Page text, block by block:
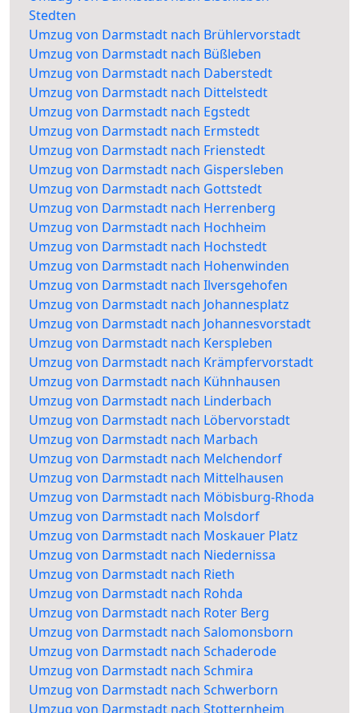
Stedten
Umzug von Darmstadt nach Brühlervorstadt
Umzug von Darmstadt nach Büßleben
Umzug von Darmstadt nach Daberstedt
Umzug von Darmstadt nach Dittelstedt
Umzug von Darmstadt nach Egstedt
Umzug von Darmstadt nach Ermstedt
Umzug von Darmstadt nach Frienstedt
Umzug von Darmstadt nach Gispersleben
Umzug von Darmstadt nach Gottstedt
Umzug von Darmstadt nach Herrenberg
Umzug von Darmstadt nach Hochheim
Umzug von Darmstadt nach Hochstedt
Umzug von Darmstadt nach Hohenwinden
Umzug von Darmstadt nach Ilversgehofen
Umzug von Darmstadt nach Johannesplatz
Umzug von Darmstadt nach Johannesvorstadt
Umzug von Darmstadt nach Kerspleben
Umzug von Darmstadt nach Krämpfervorstadt
Umzug von Darmstadt nach Kühnhausen
Umzug von Darmstadt nach Linderbach
Umzug von Darmstadt nach Löbervorstadt
Umzug von Darmstadt nach Marbach
Umzug von Darmstadt nach Melchendorf
Umzug von Darmstadt nach Mittelhausen
Umzug von Darmstadt nach Möbisburg-Rhoda
Umzug von Darmstadt nach Molsdorf
Umzug von Darmstadt nach Moskauer Platz
Umzug von Darmstadt nach Niedernissa
Umzug von Darmstadt nach Rieth
Umzug von Darmstadt nach Rohda
Umzug von Darmstadt nach Roter Berg
Umzug von Darmstadt nach Salomonsborn
Umzug von Darmstadt nach Schaderode
Umzug von Darmstadt nach Schmira
Umzug von Darmstadt nach Schwerborn
Umzug von Darmstadt nach Stotternheim